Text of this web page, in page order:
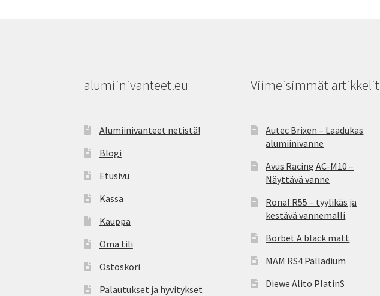
alumiinivanteet.eu
Alumiinivanteet netistä!
Blogi
Etusivu
Kassa
Kauppa
Oma tili
Ostoskori
Palautukset ja hyvitykset
Viimeisimmät artikkelit
Autec Brixen – Laadukas
alumiinivanne
Avus Racing AC-M10 –
Näyttävä vanne
Ronal R55 – tyylikäs ja
kestävä vannemalli
Borbet A black matt
MAM RS4 Palladium
Diewe Alito PlatinS